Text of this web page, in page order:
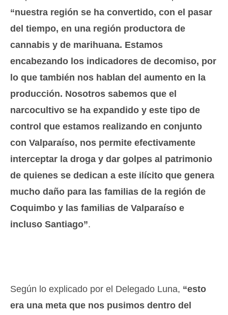
“nuestra región se ha convertido, con el pasar
del tiempo, en una región productora de
cannabis y de marihuana. Estamos
encabezando los indicadores de decomiso, por
lo que también nos hablan del aumento en la
producción. Nosotros sabemos que el
narcocultivo se ha expandido y este tipo de
control que estamos realizando en conjunto
con Valparaíso, nos permite efectivamente
interceptar la droga y dar golpes al patrimonio
de quienes se dedican a este ilícito que genera
mucho daño para las familias de la región de
Coquimbo y las familias de Valparaíso e
incluso Santiago”.
Según lo explicado por el Delegado Luna, “esto
era una meta que nos pusimos dentro del